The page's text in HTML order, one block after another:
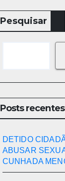
Pesquisar
Posts recentes
DETIDO
ABUSAR
CUNHADA